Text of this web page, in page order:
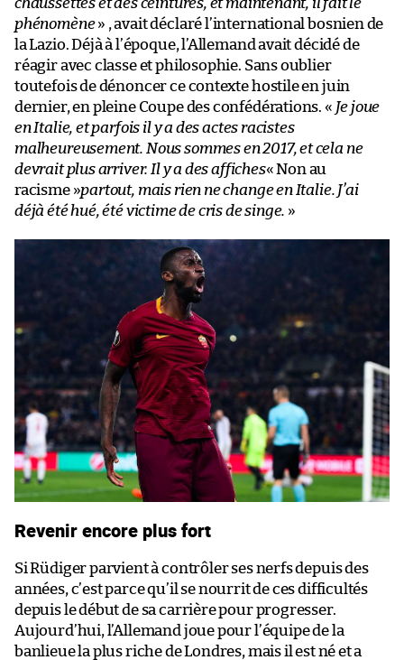
chaussettes et des ceintures, et maintenant, il fait le
phénomène» , avait déclaré l’international bosnien de
la Lazio. Déjà à l’époque, l’Allemand avait décidé de
réagir avec classe et philosophie. Sans oublier
toutefois de dénoncer ce contexte hostile en juin
dernier, en pleine Coupe des confédérations. « Je joue
en Italie, et parfois il y a des actes racistes
malheureusement. Nous sommes en 2017, et cela ne
devrait plus arriver. Il y a des affiches« Non au
racisme »partout, mais rien ne change en Italie. J’ai
déjà été hué, été victime de cris de singe. »
Revenir encore plus fort
Si Rüdiger parvient à contrôler ses nerfs depuis des
années, c’est parce qu’il se nourrit de ces difficultés
depuis le début de sa carrière pour progresser.
Aujourd’hui, l’Allemand joue pour l’équipe de la
banlieue la plus riche de Londres, mais il est né et a